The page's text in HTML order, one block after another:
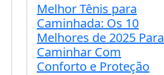
Melhor Tênis para
Caminhada: Os 10
Melhores de 2025 Para
Caminhar Com
Conforto e Proteção